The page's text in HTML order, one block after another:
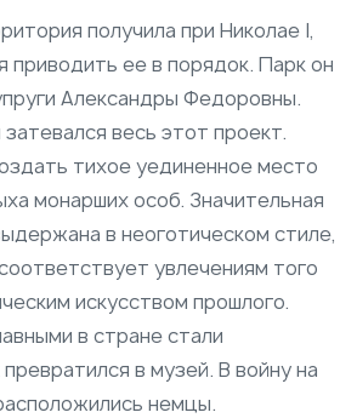
получила при Николае I,
приводить ее в порядок. Парк он
Александры Федоровны.
весь этот проект.
тихое уединенное место
монарших особ. Значительная
в неоготическом стиле,
увлечениям того
искусством прошлого.
в стране стали
в музей. В войну на
немцы.